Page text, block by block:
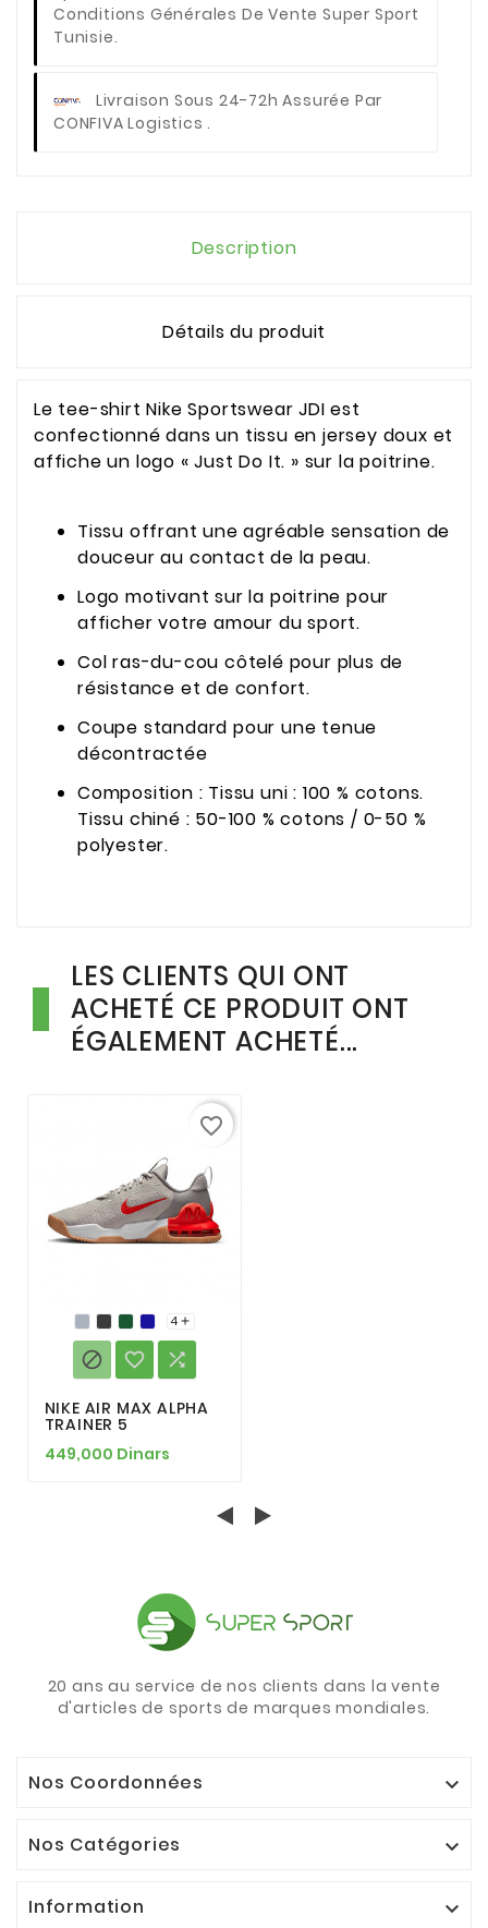
Conditions Générales De Vente Super Sport
Tunisie.
Livraison Sous 24-72h Assurée Par
CONFIVA Logistics .
Description
Détails du produit
Le tee-shirt Nike Sportswear JDI est
confectionné dans un tissu en jersey doux et
affiche un logo « Just Do It. » sur la poitrine.
Tissu offrant une agréable sensation de
douceur au contact de la peau.
Logo motivant sur la poitrine pour
afficher votre amour du sport.
Col ras-du-cou côtelé pour plus de
résistance et de confort.
Coupe standard pour une tenue
décontractée
Composition : Tissu uni : 100 % cotons.
Tissu chiné : 50-100 % cotons / 0-50 %
polyester.
LES CLIENTS QUI ONT
ACHETÉ CE PRODUIT ONT
ÉGALEMENT ACHETÉ...
4 
  
NIKE AIR MAX ALPHA
TRAINER 5
449,000 Dinars
favorite_border
20 ans au service de nos clients dans la vente
d'articles de sports de marques mondiales.
Nos Coordonnées 
Nos Catégories 
Information 